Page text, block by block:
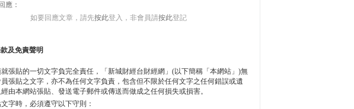
應：
如要回應文章，請先按此登入，非會員請按此登記
及免責聲明
張貼的一切文字負完全責任，「新城財經台財經網」(以下簡稱「本網站」)無
張貼之文字，亦不為任何文字負責，包含但不限於任何文字之任何錯誤或遺
由本網站張貼、發送電子郵件或傳送而做成之任何損失或損害。
字時，必須遵守以下守則：